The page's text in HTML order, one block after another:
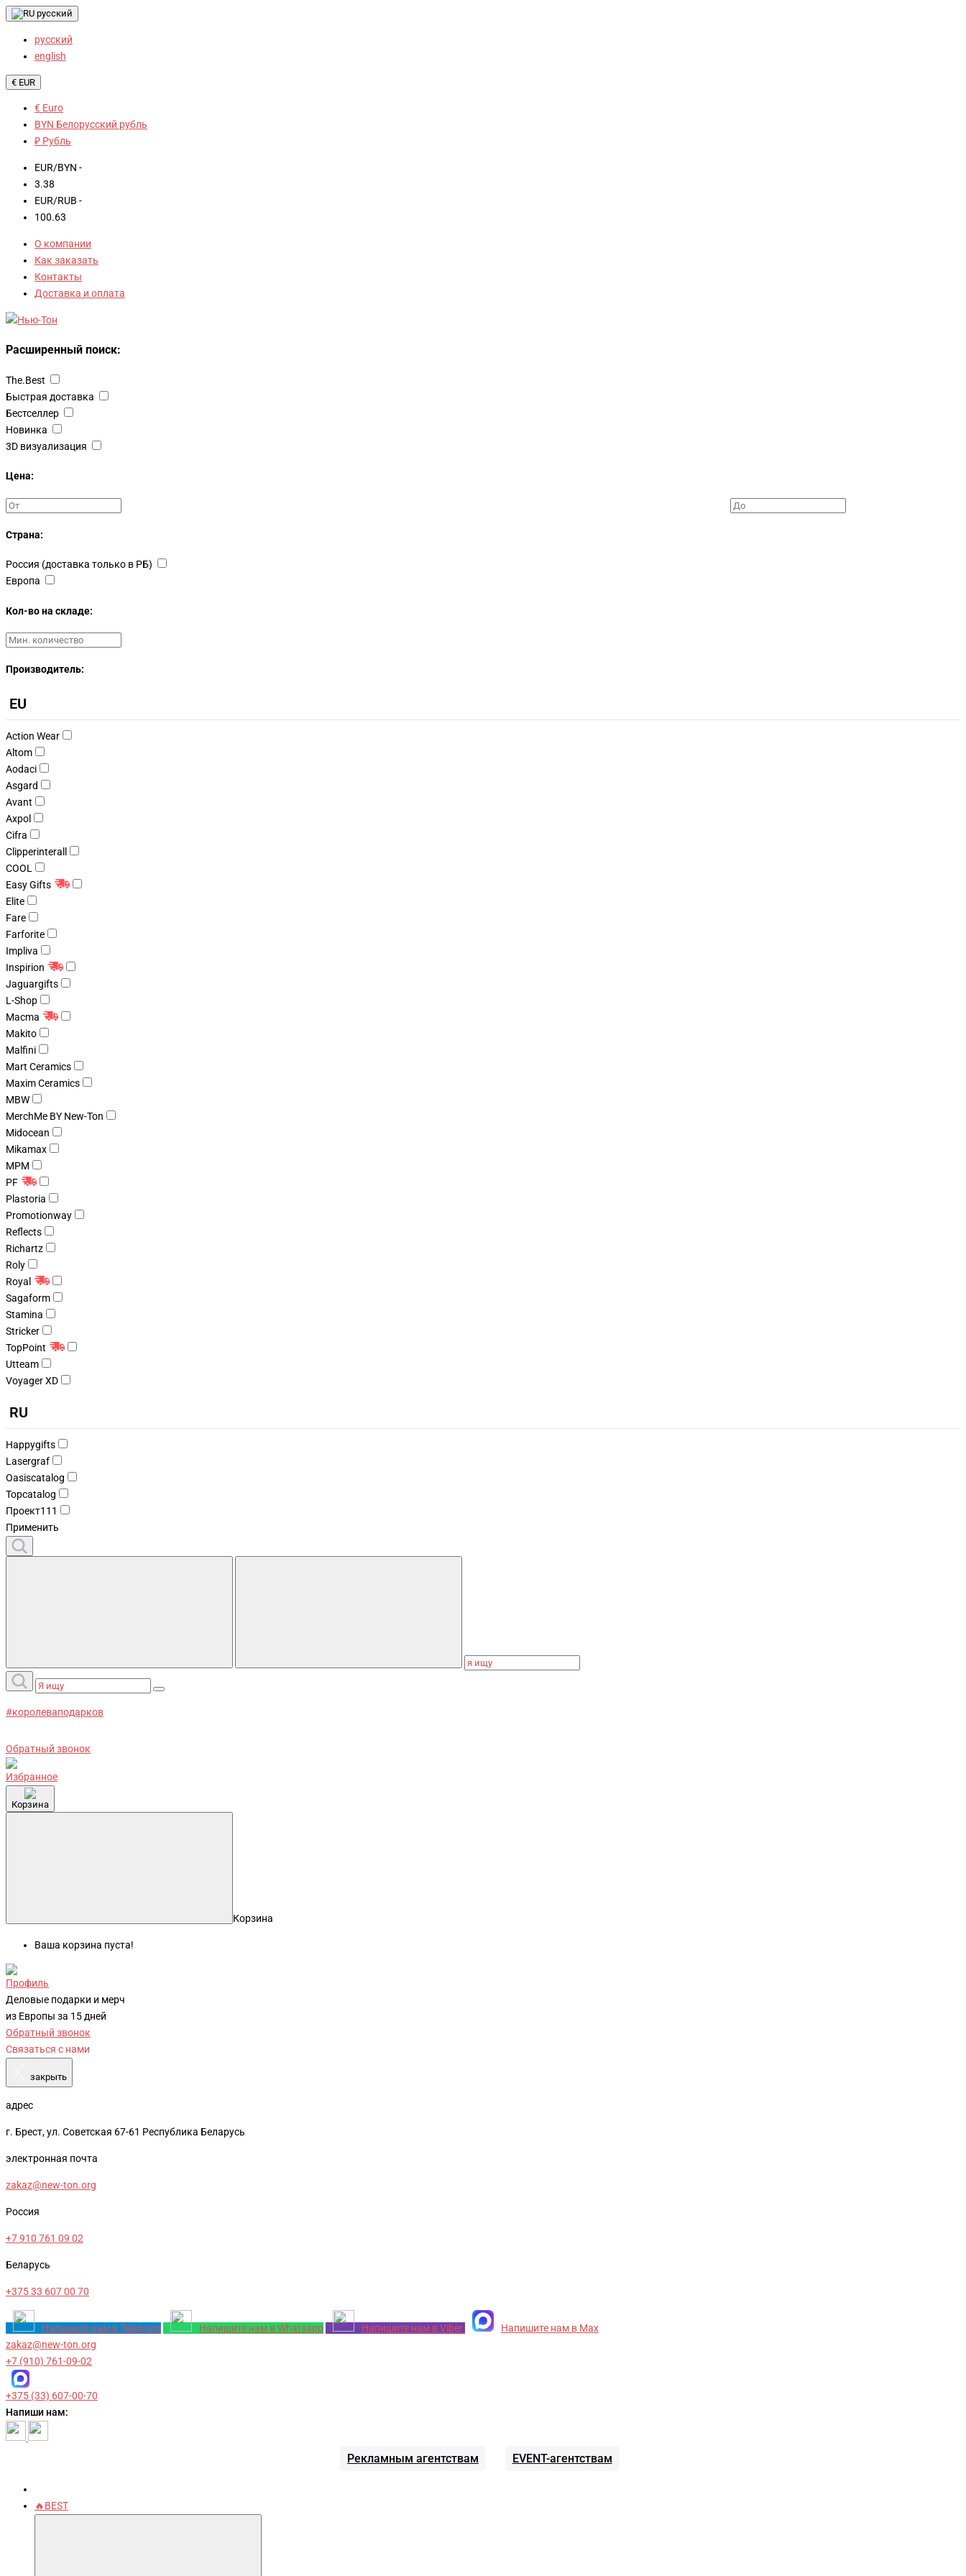
русский
русский
english
€ EUR
€ Euro
BYN Белорусский рубль
₽ Рубль
EUR/BYN -
3.38
EUR/RUB -
100.63
О компании
Как заказать
Контакты
Доставка и оплата
Расширенный поиск:
The.Best
Быстрая доставка
Бестселлер
Новинка
3D визуализация
Цена:
Страна:
Россия (доставка только в РБ)
Европа
Кол-во на складе:
Производитель:
EU
Action Wear
Altom
Aodaci
Asgard
Avant
Axpol
Cifra
Clipperinterall
COOL
Easy Gifts
Elite
Fare
Farforite
Impliva
Inspirion
Jaguargifts
L-Shop
Macma
Makito
Malfini
Mart Ceramics
Maxim Ceramics
MBW
MerchMe BY New-Ton
Midocean
Mikamax
MPM
PF
Plastoria
Promotionway
Reflects
Richartz
Roly
Royal
Sagaform
Stamina
Stricker
TopPoint
Utteam
Voyager XD
RU
Happygifts
Lasergraf
Oasiscatalog
Topcatalog
Проект111
Применить
#королеваподарков
Обратный звонок
Избранное
Корзина
Корзина
Ваша корзина пуста!
Профиль
Деловые подарки и мерч
из Европы за 15 дней
Обратный звонок
Связаться с нами
закрыть
адрес
г. Брест, ул. Советская 67-61 Республика Беларусь
электронная почта
zakaz@new-ton.org
Россия
+7 910 761 09 02
Беларусь
+375 33 607 00 70
Напишите нам в Telegram Напишите нам в Whatsapp Напишите нам в Viber
Напишите нам в Max
zakaz@new-ton.org
+7 (910) 761-09-02
+375 (33) 607-00-70
Напиши нам:
Рекламным агентствам EVENT-агентствам
🔥BEST